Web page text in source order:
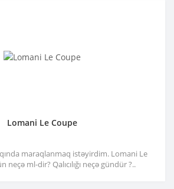
Lomani Le Coupe
maraqlanmaq istəyirdim. Lomani Le
neçə ml-dir? Qalıcılığı neçə gündür ?..